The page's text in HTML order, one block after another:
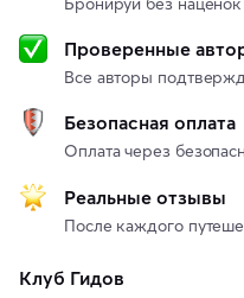
Проверенные
Все авторы
Безопасная оплата
Оплата через
Реальные отзывы
После каждого
Клуб Гидов